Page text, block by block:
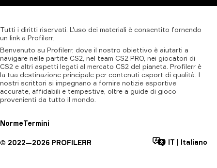
Tutti i diritti riservati. L'uso dei materiali è consentito fornendo
un link a Profilerr.
Benvenuto su Profilerr, dove il nostro obiettivo è aiutarti a
navigare nelle partite CS2, nel team CS2 PRO, nei giocatori di
CS2 e altri aspetti legati al mercato CS2 del pianeta. Profilerr è
la tua destinazione principale per contenuti esport di qualità. I
nostri scrittori si impegnano a fornire notizie esportive
accurate, affidabili e tempestive, oltre a guide di gioco
provenienti da tutto il mondo.
NormeTermini
© 2022—2026 PROFILERR IT Italiano